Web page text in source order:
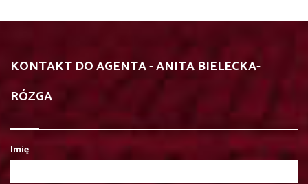
KONTAKT DO AGENTA - ANITA BIELECKA-
RÓZGA
Imię